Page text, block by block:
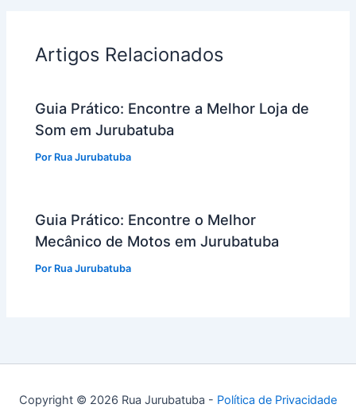
Artigos Relacionados
Guia Prático: Encontre a Melhor Loja de
Som em Jurubatuba
Por Rua Jurubatuba
Guia Prático: Encontre o Melhor
Mecânico de Motos em Jurubatuba
Por Rua Jurubatuba
Copyright © 2026 Rua Jurubatuba - Política de Privacidade